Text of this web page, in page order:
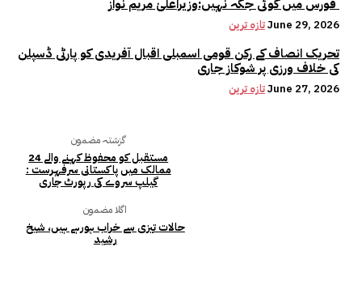
تازہ ترینJune 29, 2026
تحریک انصاف کے رکن قومی اسمبلی اقبال آفریدی کو پارٹی ڈسپلن
کی خلاف ورزی پر شوکاز جاری
تازہ ترینJune 27, 2026
گزشتہ مضمون
مستقبل کو محفوظ کہنے والے 24
ممالک میں پاکستانی سرفہرست :
گیلپ سروے کی رپورٹ جاری
اگلا مضمون
حالات تیزی سے خراب ہورہے ہیں، شیخ
رشید